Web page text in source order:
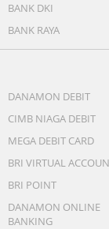
BANK DKI
BANK RAYA
DANAMON DEBIT
CIMB NIAGA DEBIT
MEGA DEBIT CARD
BRI VIRTUAL
BRI POINT
DANAMON ONLINE
BANKING